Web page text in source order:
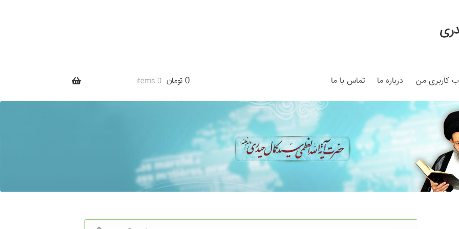
کاربری من درباره ما تماس با ما
My
Search Results
Shop برگه نمونه برگه نمونه بلاگ پرداخت
سبد خرید قوانین و مقررات
0 تومان 0 items